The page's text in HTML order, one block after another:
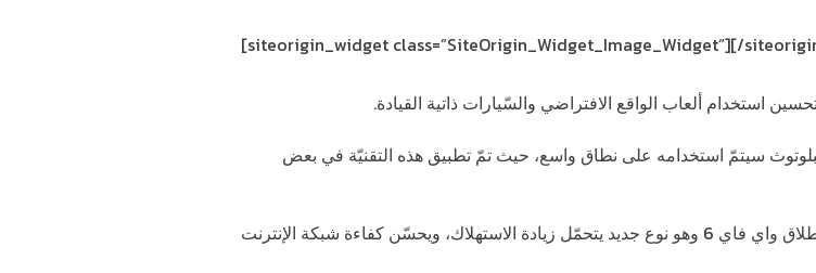
[siteorigin_widget class=”SiteOrigin_Widget_Image_Widget”][/
استخدام ألعاب الواقع الافتراضي والسّيارات ذاتية القيادة.
5 وهو جيل متطوّر من البلوتوث سيتمّ استخدامه على نطاق واسع، حيث تمّ تطبيق هذه التقنيّة في بعض
وفي ظلّ المساعي الهادفة لتعزيز سرعة الإنترنت، سيتمّ إطلاق واي فاي 6 وهو نوع جديد يتحمّل زيادة الاستهلاك، ويحسّن كفاءة شبكة الإنترنت